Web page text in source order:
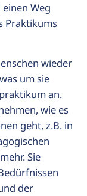
Weg
Praktikums
wieder
um sie
an.
wie es
geht, z.B. in
Sie
der